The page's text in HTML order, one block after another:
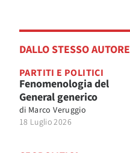
DALLO STESSO AUTORE
PARTITI E POLITICI
Fenomenologia del
General generico
di Marco Veruggio
18 Luglio 2026